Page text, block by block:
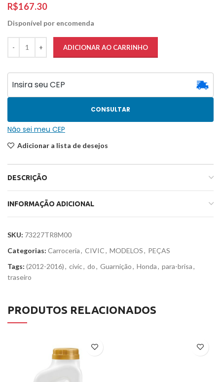
R$
Disponível por encomenda
ADICIONAR AO CARRINHO
CONSULTAR
Não sei meu CEP
Adicionar a lista de desejos
DESCRIÇÃO
INFORMAÇÃO ADICIONAL
SKU: 73227TR8M00
Categorias: Carroceria, CIVIC, MODELOS, PEÇAS
Tags: (2012-2016), civic, do, Guarnição, Honda, para-brisa,
traseiro
PRODUTOS RELACIONADOS